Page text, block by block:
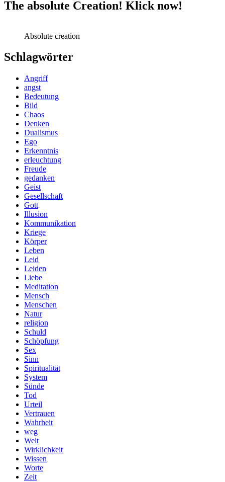
The absolute Creation! Klick now!
Absolute creation
Schlagwörter
Angriff
angst
Bedeutung
Bild
Chaos
Denken
Dualismus
Ego
Erkenntnis
erleuchtung
Freude
gedanken
Geist
Gesellschaft
Gott
Illusion
Kommunikation
Kriege
Körper
Leben
Leid
Leiden
Liebe
Meditation
Mensch
Menschen
Natur
religion
Schuld
Schöpfung
Sex
Sinn
Spiritualität
System
Sünde
Tod
Urteil
Vertrauen
Wahrheit
weg
Welt
Wirklichkeit
Wissen
Worte
Zeit